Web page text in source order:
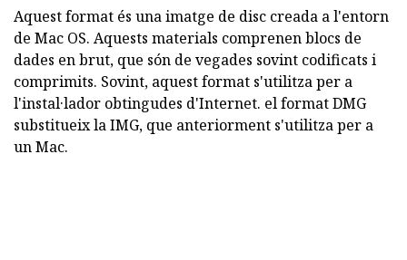
Aquest format és una imatge de disc creada a l'entorn
de Mac OS. Aquests materials comprenen blocs de
dades en brut, que són de vegades sovint codificats i
comprimits. Sovint, aquest format s'utilitza per a
l'instal·lador obtingudes d'Internet. el format DMG
substitueix la IMG, que anteriorment s'utilitza per a
un Mac.